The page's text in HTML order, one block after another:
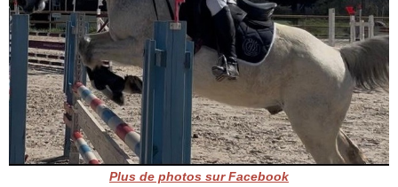
Plus de photos sur Facebook